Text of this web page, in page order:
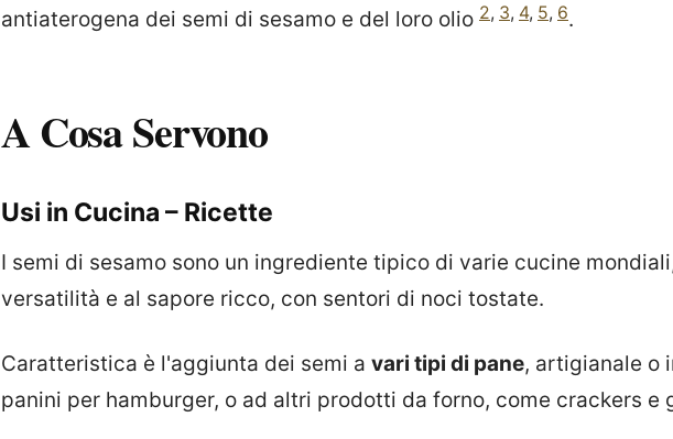
antiaterogena dei semi di sesamo e del loro olio 2, 3, 4, 5, 6.
A Cosa Servono
Usi in Cucina – Ricette
I semi di sesamo sono un ingrediente tipico di varie cucine
versatilità e al sapore ricco, con sentori di noci tostate.
Caratteristica è l'aggiunta dei semi a vari tipi di pane, artigianale o
panini per hamburger, o ad altri prodotti da forno, come crackers e